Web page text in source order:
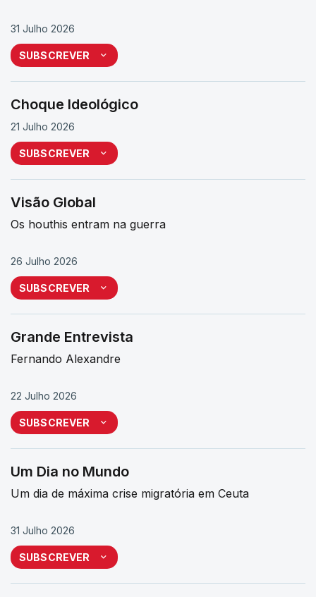
31 Julho 2026
SUBSCREVER
Choque Ideológico
21 Julho 2026
SUBSCREVER
Visão Global
Os houthis entram na guerra
26 Julho 2026
SUBSCREVER
Grande Entrevista
Fernando Alexandre
22 Julho 2026
SUBSCREVER
Um Dia no Mundo
Um dia de máxima crise migratória em Ceuta
31 Julho 2026
SUBSCREVER